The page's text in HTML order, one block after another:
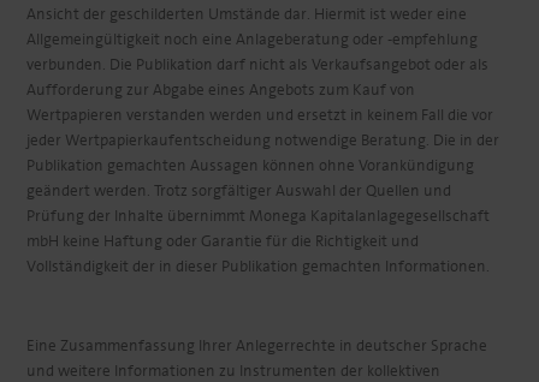
Ansicht der geschilderten Umstände dar. Hiermit ist weder eine
Allgemeingültigkeit noch eine Anlageberatung oder -empfehlung
verbunden. Die Publikation darf nicht als Verkaufsangebot oder als
Aufforderung zur Abgabe eines Angebots zum Kauf von
Wertpapieren verstanden werden und ersetzt in keinem Fall die vor
jeder Wertpapierkaufentscheidung notwendige Beratung. Die in der
Publikation gemachten Aussagen können ohne Vorankündigung
geändert werden. Trotz sorgfältiger Auswahl der Quellen und
Prüfung der Inhalte übernimmt Monega Kapitalanlagegesellschaft
mbH keine Haftung oder Garantie für die Richtigkeit und
Vollständigkeit der in dieser Publikation gemachten Informationen.
Eine Zusammenfassung Ihrer Anlegerrechte in deutscher Sprache
und weitere Informationen zu Instrumenten der kollektiven